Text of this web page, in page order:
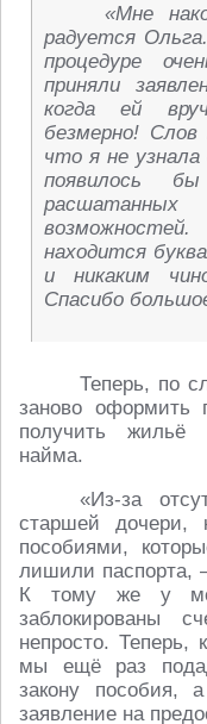
«Мне
радуется
процедуре
приняли
когда ей
безмерно!
что я не
появилось
находится
и никаким
Спасибо
Теперь, по
заново оформить
получить жильё
найма.
«Из-за
старшей дочери,
пособиями,
лишили паспорта,
К тому же у
заблокированы
непросто. Теперь,
мы ещё раз
закону пособия,
заявление на